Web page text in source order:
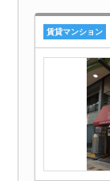
賃貸マンション